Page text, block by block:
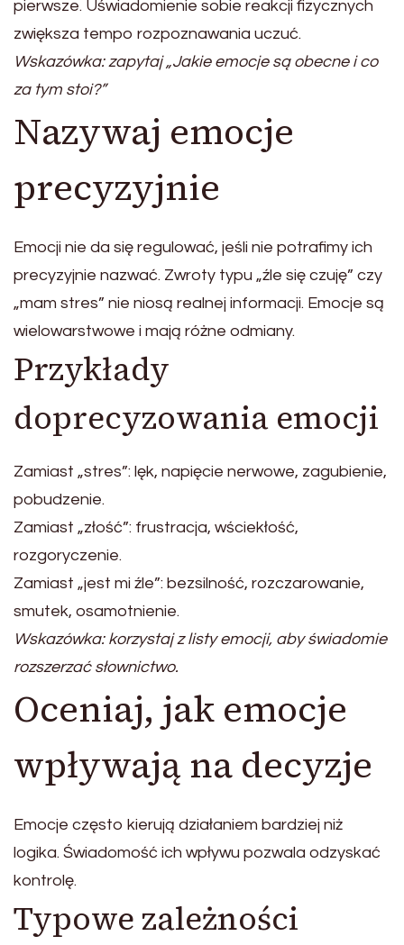
pierwsze. Uświadomienie sobie reakcji fizycznych
zwiększa tempo rozpoznawania uczuć.
Wskazówka: zapytaj „Jakie emocje są obecne i co
za tym stoi?”
Nazywaj emocje
precyzyjnie
Emocji nie da się regulować, jeśli nie potrafimy ich
precyzyjnie nazwać. Zwroty typu „źle się czuję” czy
„mam stres” nie niosą realnej informacji. Emocje są
wielowarstwowe i mają różne odmiany.
Przykłady
doprecyzowania emocji
Zamiast „stres”: lęk, napięcie nerwowe, zagubienie,
pobudzenie.
Zamiast „złość”: frustracja, wściekłość,
rozgoryczenie.
Zamiast „jest mi źle”: bezsilność, rozczarowanie,
smutek, osamotnienie.
Wskazówka: korzystaj z listy emocji, aby świadomie
rozszerzać słownictwo.
Oceniaj, jak emocje
wpływają na decyzje
Emocje często kierują działaniem bardziej niż
logika. Świadomość ich wpływu pozwala odzyskać
kontrolę.
Typowe zależności